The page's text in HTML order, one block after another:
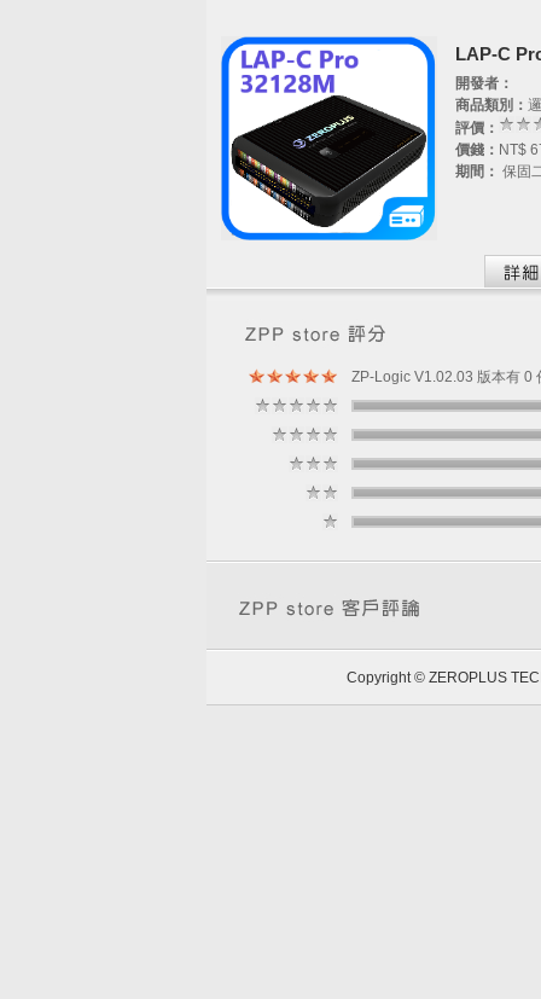
LAP-C
開發者：
商品類別：
評價：
價錢： NT$
期間： 保固
ZP-Logic V1.02.03 版本有 0
Copyright © ZEROPLUS